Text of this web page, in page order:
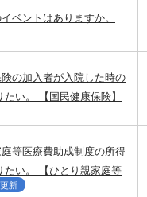
ベントはありますか。
の加入者が入院した時の
い。 【国民健康保険】
等医療費助成制度の所得
たい。 【ひとり親家庭等
更新